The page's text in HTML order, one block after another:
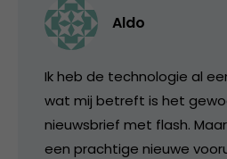
Aldo
Ik heb de technologie al
wat mij betreft is het
nieuwsbrief met flash.
een prachtige nieuwe